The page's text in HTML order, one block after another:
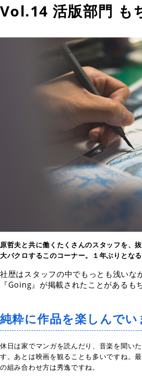
Vol.14 活版部門
原哲夫と共に働くたくさんのスタッフを、
大バクロするこのコーナー。１年ぶりとな
社歴はスタッフの中でもっとも浅いな
『Going』が掲載されたことがある
純粋に作品を楽しんでい
休日は家でマンガを読んだり、音楽を聞い
す。あとは映画を観ることも多いですね。
の組み合わせ方は秀逸ですね。